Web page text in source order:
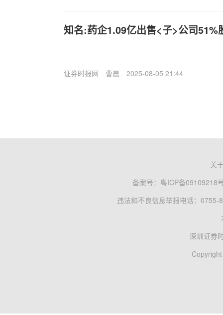
知名:药企1.09亿出售<子>公司51%
证券时报网 曹晨 2025-08-05 21:44
关
备案号： 粤ICP备09109218
违法和不良信息举报电话：0755-
深圳证券